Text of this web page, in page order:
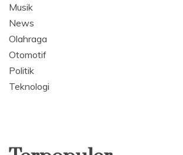
Musik
News
Olahraga
Otomotif
Politik
Teknologi